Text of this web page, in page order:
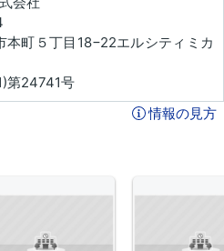
本町５丁目18−22エルシティミカ
第24741号
情報の見方